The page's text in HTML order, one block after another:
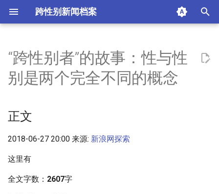
跨性别新闻档案
n
t
a
l
i
正文
附加信息 [Processed Page
“跨性别者”的故事：性与性
别是两个完全不同的概念
正文
2018-06-27 20:00 来源: 新浪网探索
这里有
全文字数： 2607字